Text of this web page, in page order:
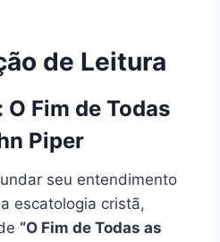
de Leitura
Fim de Todas
Piper
seu entendimento
escatologia cristã,
“O Fim de Todas as